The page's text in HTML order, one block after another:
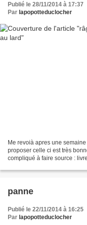
Publié le 28/11/2014 à 17:37
Par lapopotteduclocher
Me revoià apres une
proposer celle ci est très
compliqué à faire source :
panne
Publié le 22/11/2014 à 16:25
Par lapopotteduclocher